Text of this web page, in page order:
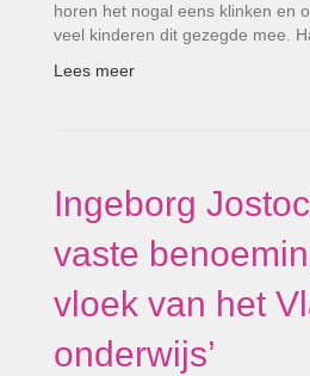
horen het nogal eens klinken en
veel kinderen dit gezegde mee.
Lees meer
Ingeborg
vaste
vloek van het
onderwijs’